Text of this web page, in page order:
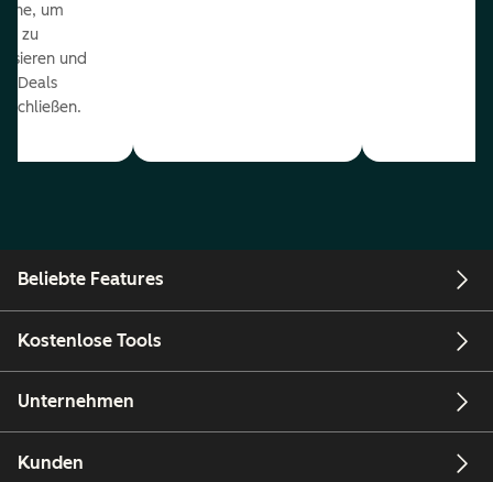
um
zu
und
Deals
Beliebte Features
Kostenlose Tools
Unternehmen
Kunden